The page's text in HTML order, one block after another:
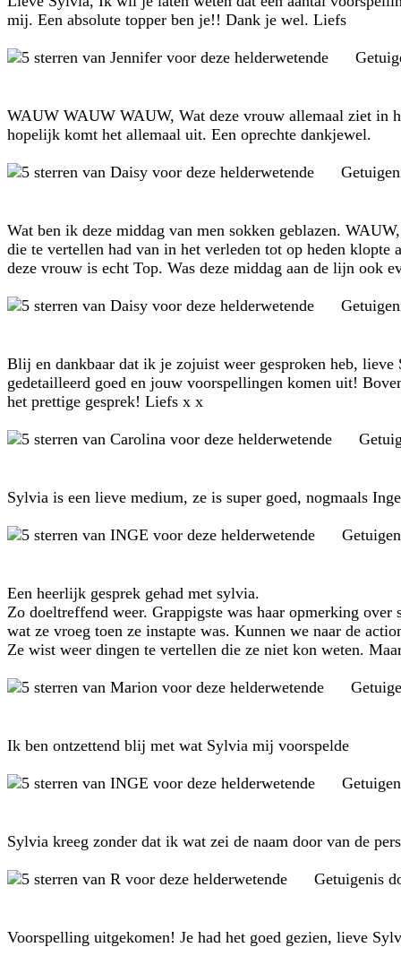
mij. Een absolute topper ben je!! Dank je wel. Liefs
WAUW WAUW WAUW, Wat deze vrouw allemaal ziet in
hopelijk komt het allemaal uit. Een oprechte dankjewel.
Wat ben ik deze middag van men sokken geblazen.
die te vertellen had van in het verleden tot op heden
deze vrouw is echt Top. Was deze middag aan de lijn ook
Blij en dankbaar dat ik je zojuist weer gesproken heb,
gedetailleerd goed en jouw voorspellingen komen uit!
het prettige gesprek! Liefs x x
Sylvia is een lieve medium, ze is super goed, nogmaals
Een heerlijk gesprek gehad met sylvia.
Zo doeltreffend weer. Grappigste was haar opmerking
wat ze vroeg toen ze instapte was. Kunnen we naar de
Ze wist weer dingen te vertellen die ze niet kon weten.
Ik ben ontzettend blij met wat Sylvia mij voorspelde
Sylvia kreeg zonder dat ik wat zei de naam door van de
Getuigenis
Voorspelling uitgekomen! Je had het goed gezien, lieve